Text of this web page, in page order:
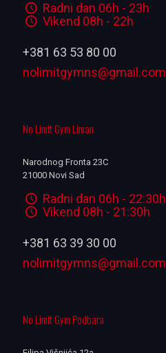
Radni dan 06h - 23h
Vikend 08h - 22h
+381 63 53 80 00
nolimitgymns@gmail.com
No Limit Gym Liman
Narodnog Fronta 23C
21000 Novi Sad
Radni dan 06h - 22:30h
Vikend 08h - 21:30h
+381 63 39 30 00
nolimitgymns@gmail.com
No Limit Gym Podbara